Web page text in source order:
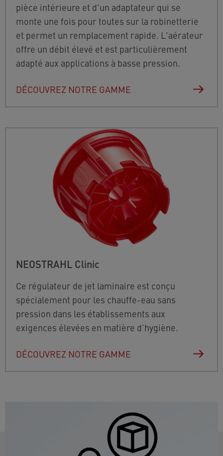
pièce intérieure et d'un adaptateur qui se
monte une fois pour toutes sur la robinetterie
et permet un remplacement rapide. L'aérateur
offre un débit élevé et est particulièrement
adapté aux applications à basse pression.
DÉCOUVREZ NOTRE GAMME
NEOSTRAHL Clinic
Ce régulateur de jet laminaire est conçu
spécialement pour les chauffe-eau sans
pression dans les établissements aux
exigences élevées en matière d’hygiène.
DÉCOUVREZ NOTRE GAMME